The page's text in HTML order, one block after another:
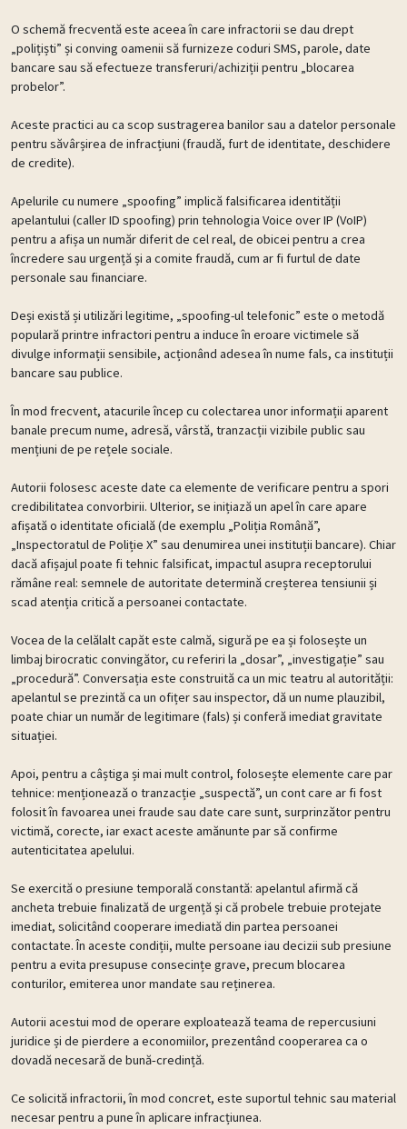
O schemă frecventă este aceea în care infractorii se dau drept
„polițiști” și conving oamenii să furnizeze coduri SMS, parole, date
bancare sau să efectueze transferuri/achiziții pentru „blocarea
probelor”.
Aceste practici au ca scop sustragerea banilor sau a datelor personale
pentru săvârșirea de infracțiuni (fraudă, furt de identitate, deschidere
de credite).
Apelurile cu numere „spoofing” implică falsificarea identității
apelantului (caller ID spoofing) prin tehnologia Voice over IP (VoIP)
pentru a afișa un număr diferit de cel real, de obicei pentru a crea
încredere sau urgență și a comite fraudă, cum ar fi furtul de date
personale sau financiare.
Deși există și utilizări legitime, „spoofing-ul telefonic” este o metodă
populară printre infractori pentru a induce în eroare victimele să
divulge informații sensibile, acționând adesea în nume fals, ca instituții
bancare sau publice.
În mod frecvent, atacurile încep cu colectarea unor informații aparent
banale precum nume, adresă, vârstă, tranzacții vizibile public sau
mențiuni de pe rețele sociale.
Autorii folosesc aceste date ca elemente de verificare pentru a spori
credibilitatea convorbirii. Ulterior, se inițiază un apel în care apare
afișată o identitate oficială (de exemplu „Poliția Română”,
„Inspectoratul de Poliție X” sau denumirea unei instituții bancare). Chiar
dacă afișajul poate fi tehnic falsificat, impactul asupra receptorului
rămâne real: semnele de autoritate determină creșterea tensiunii și
scad atenția critică a persoanei contactate.
Vocea de la celălalt capăt este calmă, sigură pe ea și folosește un
limbaj birocratic convingător, cu referiri la „dosar”, „investigație” sau
„procedură”. Conversația este construită ca un mic teatru al autorității:
apelantul se prezintă ca un ofițer sau inspector, dă un nume plauzibil,
poate chiar un număr de legitimare (fals) și conferă imediat gravitate
situației.
Apoi, pentru a câștiga și mai mult control, folosește elemente care par
tehnice: menționează o tranzacție „suspectă”, un cont care ar fi fost
folosit în favoarea unei fraude sau date care sunt, surprinzător pentru
victimă, corecte, iar exact aceste amănunte par să confirme
autenticitatea apelului.
Se exercită o presiune temporală constantă: apelantul afirmă că
ancheta trebuie finalizată de urgență și că probele trebuie protejate
imediat, solicitând cooperare imediată din partea persoanei
contactate. În aceste condiții, multe persoane iau decizii sub presiune
pentru a evita presupuse consecințe grave, precum blocarea
conturilor, emiterea unor mandate sau reținerea.
Autorii acestui mod de operare exploatează teama de repercusiuni
juridice și de pierdere a economiilor, prezentând cooperarea ca o
dovadă necesară de bună‑credință.
Ce solicită infractorii, în mod concret, este suportul tehnic sau material
necesar pentru a pune în aplicare infracțiunea.